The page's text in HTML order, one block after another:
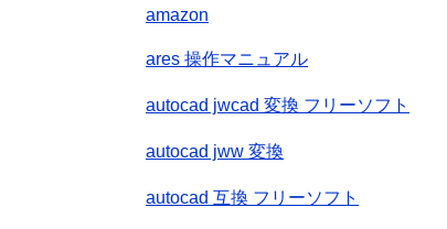
amazon
ares 操作マニュアル
autocad jwcad 変換 フリーソフト
autocad jww 変換
autocad 互換 フリーソフト